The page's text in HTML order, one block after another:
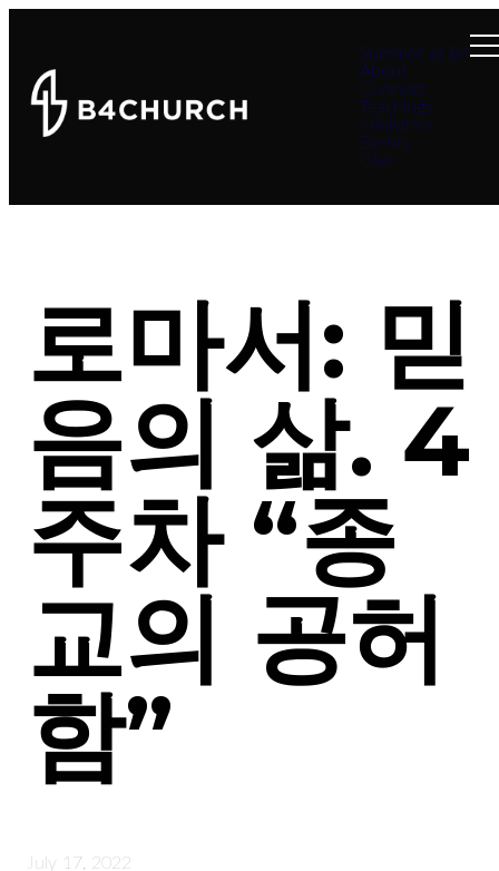
Summer at B4
About
Connect
Teachings
Ministries
Events
Give
로마서: 믿
음의 삶. 4
주차 “종
교의 공허
함”
July 17, 2022